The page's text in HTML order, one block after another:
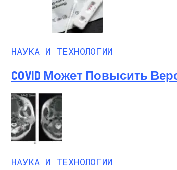
НАУКА И ТЕХНОЛОГИИ
COVID Может Повысить
НАУКА И ТЕХНОЛОГИИ